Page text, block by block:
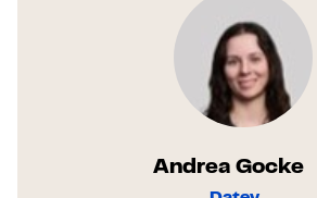
Andrea Gocke